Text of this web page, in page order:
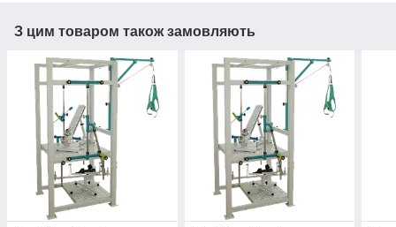
З цим товаром також замовляють